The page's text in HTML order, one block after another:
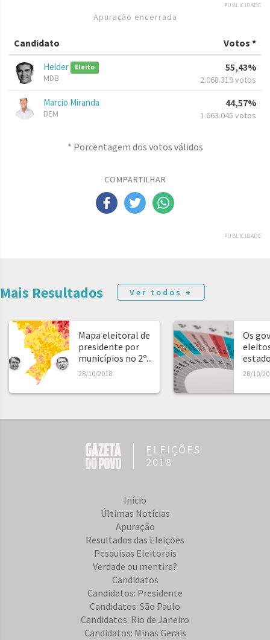
PUBLICIDADE
Apuração encerrada
Candidato Votos *
Helder Eleito
MDB
55,43%
2.068.319 votos
Marcio Miranda
DEM
44,57%
1.663.045 votos
* Porcentagem dos votos válidos
COMPARTILHAR
PUBLICIDADE
Mais Resultados Ver todos +
Mapa eleitoral de
presidente por
municípios no 2º...
28/10/2018
Os
28/10/
ELEIÇÕES
2018
Início
Últimas Notícias
Apuração
Resultados das Eleições
Pesquisas Eleitorais
Verdade ou mentira?
Candidatos
Candidatos: Presidente
Candidatos: São Paulo
Candidatos: Rio de Janeiro
Candidatos: Minas Gerais